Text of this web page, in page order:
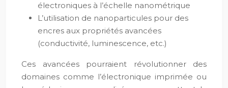
électroniques à l’échelle nanométrique
L’utilisation de nanoparticules pour des
encres aux propriétés avancées
(conductivité, luminescence, etc.)
Ces avancées pourraient révolutionner des
domaines comme l’électronique imprimée ou